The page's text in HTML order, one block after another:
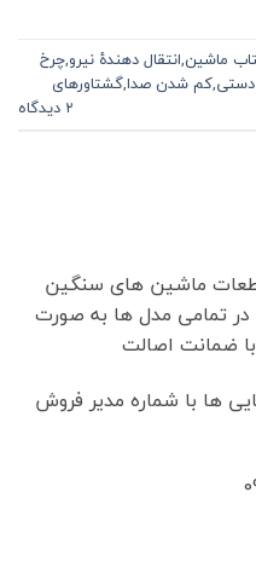
ماشین,انتقال دهندۀ نیرو,چرخ
,کم شدن صدا,گشتاورهای
۲ دیدگاه
قطعات ماشین های سنگین
, در تمامی مدل ها به صورت
ضمانت اصالت
ها با شماره مدیر فروش